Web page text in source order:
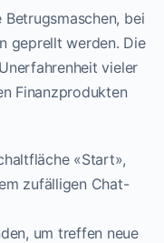
bei
geprellt werden. Die
vieler
Finanzprodukten
«Start»,
zufälligen Chat-
um treffen neue